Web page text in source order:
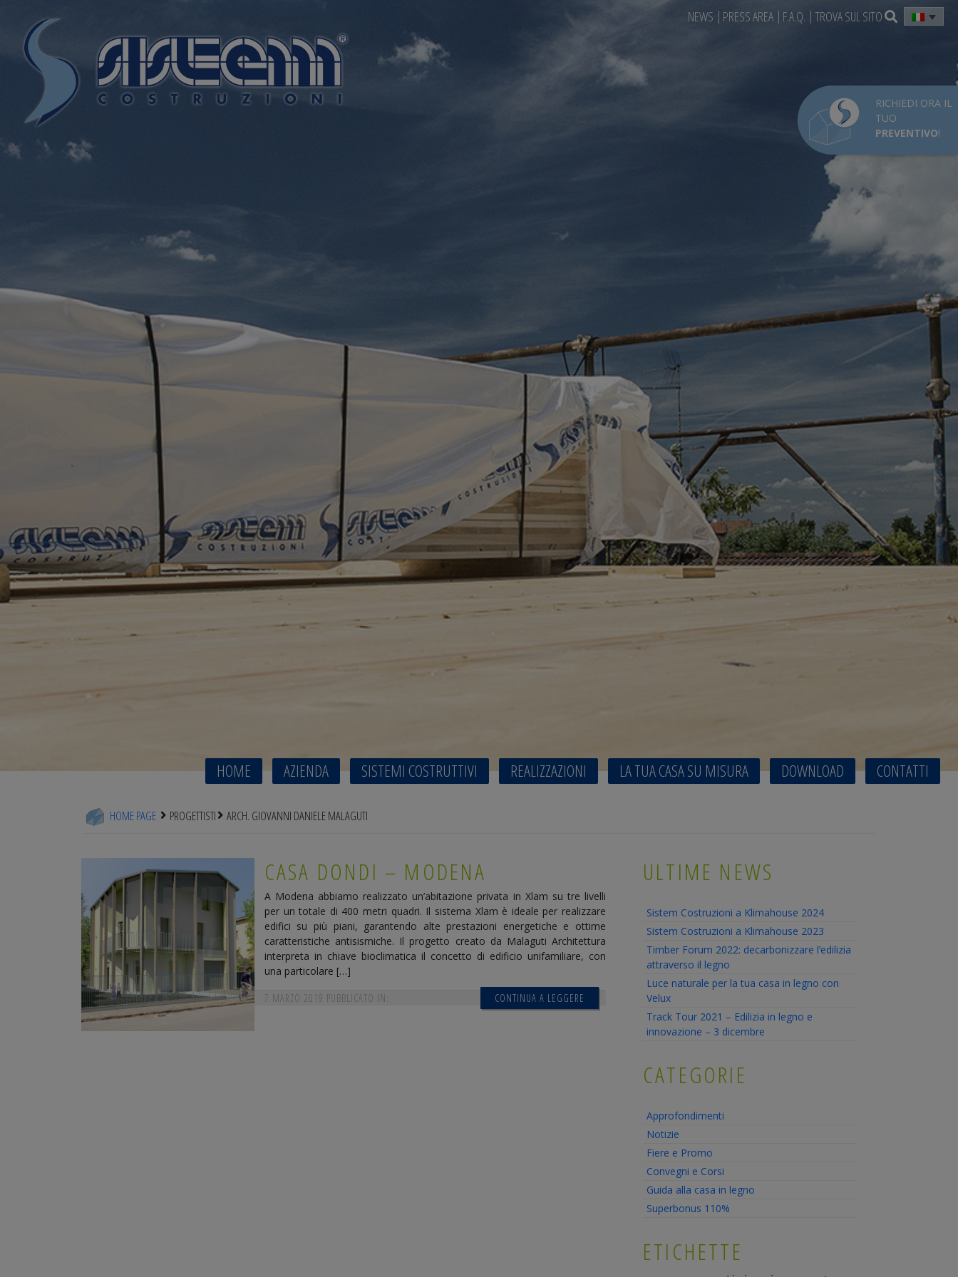
RICHIEDI ORA IL
TUO
PREVENTIVO!
NEWS PRESS AREA F.A.Q. TROVA SUL SITO
HOME AZIENDA SISTEMI COSTRUTTIVI REALIZZAZIONI LA TUA CASA SU MISURA DOWNLOAD CONTATTI
HOME PAGE PROGETTISTI ARCH. GIOVANNI DANIELE MALAGUTI
CASA DONDI – MODENA
A Modena abbiamo realizzato un’abitazione privata in Xlam su tre livelli
per un totale di 400 metri quadri. Il sistema Xlam è ideale per realizzare
edifici su più piani, garantendo alte prestazioni energetiche e ottime
caratteristiche antisismiche. Il progetto creato da Malaguti Architettura
interpreta in chiave bioclimatica il concetto di edificio unifamiliare, con
una particolare […]
CONTINUA A LEGGERE
7 MARZO 2019 PUBBLICATO IN:
ULTIME NEWS
Sistem Costruzioni a Klimahouse 2024
Sistem Costruzioni a Klimahouse 2023
Timber Forum 2022: decarbonizzare l’edilizia
attraverso il legno
Luce naturale per la tua casa in legno con
Velux
Track Tour 2021 – Edilizia in legno e
innovazione – 3 dicembre
CATEGORIE
Approfondimenti
Notizie
Fiere e Promo
Convegni e Corsi
Guida alla casa in legno
Superbonus 110%
ETICHETTE